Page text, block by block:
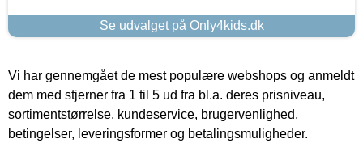
Se udvalget på Only4kids.dk
Vi har gennemgået de mest populære webshops og anmeldt
dem med stjerner fra 1 til 5 ud fra bl.a. deres prisniveau,
sortimentstørrelse, kundeservice, brugervenlighed,
betingelser, leveringsformer og betalingsmuligheder.